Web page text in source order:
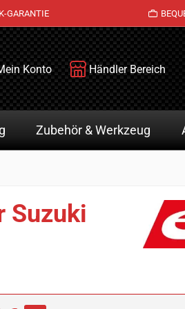
GARANTIE
Konto Händler Bereich
Zubehör & Werkzeug
Suzuki